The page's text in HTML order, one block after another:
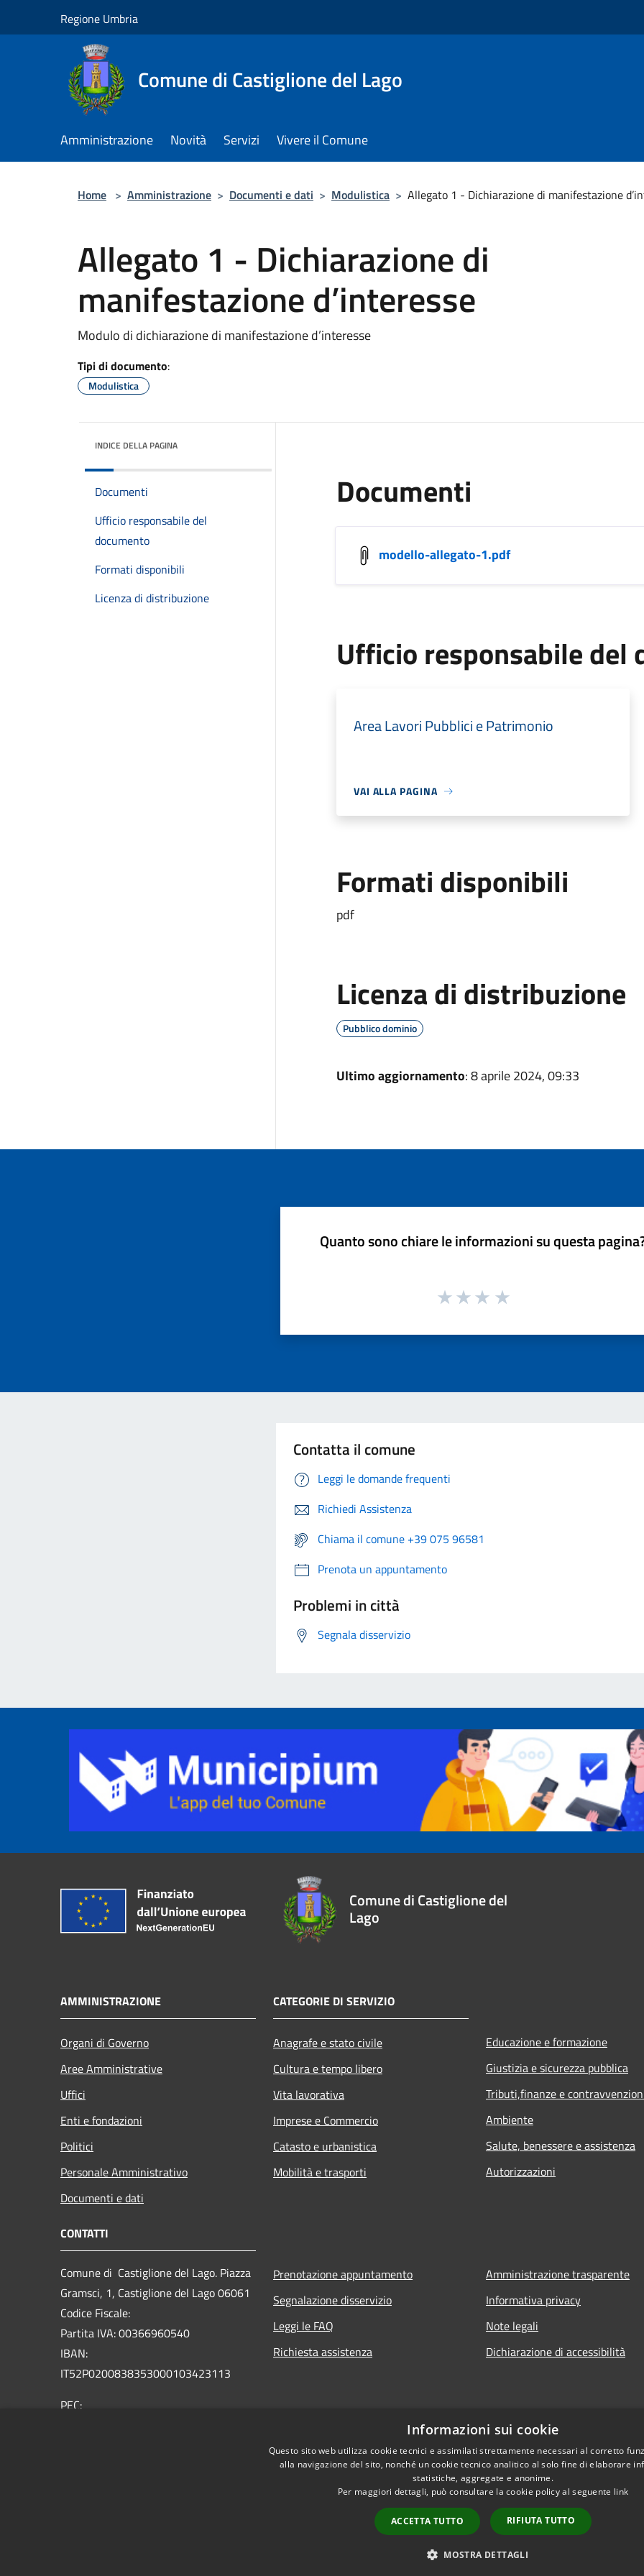
Regione Umbria
Comune di Castiglione del Lago
Amministrazione Novità Servizi Vivere il Comune
Home > Amministrazione > Documenti e dati > Modulistica > Allegato 1 - Dichiarazione di manifestazione
Allegato 1 - Dichiarazione di
manifestazione d’interesse
Modulo di dichiarazione di manifestazione d’interesse
Tipi di documento:
Modulistica
INDICE DELLA PAGINA
Documenti
Ufficio responsabile del
documento
Formati disponibili
Licenza di distribuzione
Documenti
modello-allegato-1.pdf
Ufficio responsabile del
Area Lavori Pubblici e Patrimonio
VAI ALLA PAGINA
Formati disponibili
pdf
Licenza di distribuzione
Pubblico dominio
Ultimo aggiornamento: 8 aprile 2024, 09:33
Quanto sono chiare le informazioni su questa
Contatta il comune
Leggi le domande frequenti
Richiedi Assistenza
Chiama il comune +39 075 96581
Prenota un appuntamento
Problemi in città
Segnala disservizio
Comune di Castiglione del
Lago
AMMINISTRAZIONE
Organi di Governo
Aree Amministrative
Uffici
Enti e fondazioni
Politici
Personale Amministrativo
Documenti e dati
CATEGORIE DI SERVIZIO
Anagrafe e stato civile
Cultura e tempo libero
Vita lavorativa
Imprese e Commercio
Catasto e urbanistica
Mobilità e trasporti
Educazione e formazione
Giustizia e sicurezza pubblica
Tributi,finanze e
Ambiente
Salute, benessere e assistenza
Autorizzazioni
CONTATTI
Comune di Castiglione del Lago. Piazza
Gramsci, 1, Castiglione del Lago 06061
Codice Fiscale:
Partita IVA: 00366960540
IBAN:
IT52P0200838353000103423113
PEC:
Prenotazione appuntamento
Segnalazione disservizio
Leggi le FAQ
Richiesta assistenza
Amministrazione trasparente
Informativa privacy
Note legali
Dichiarazione di accessibilità
Copyright © 2026 • Comune
Informazioni sui cookie
Questo sito web utilizza cookie tecnici e assimilati strettamente necessari al corretto
alla navigazione del sito, nonché un cookie tecnico analitico al solo fine di elaborare
statistiche, aggregate e anonime.
Per maggiori dettagli, può consultare la cookie policy al seguente link
ACCETTA TUTTO RIFIUTA TUTTO
MOSTRA DETTAGLI